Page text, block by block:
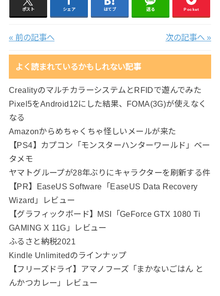
ポスト シェア はてブ 送る Pocket
« 前の記事へ 次の記事へ »
よく読まれているかもしれない記事
CrealityのマルチカラーシステムとRFIDで遊んでみた
Pixel5をAndroid12にした結果、FOMA(3G)が使えなく
なる
Amazonからめちゃくちゃ怪しいメールが来た
【PS4】カプコン「モンスターハンターワールド」ベー
タメモ
ヤマトグループが28年ぶりにキャラクターを刷新する件
【PR】EaseUS Software「EaseUS Data Recovery
Wizard」レビュー
【グラフィックボード】MSI「GeForce GTX 1080 Ti
GAMING X 11G」レビュー
ふるさと納税2021
Kindle Unlimitedのラインナップ
【フリーズドライ】アマノフーズ「まかないごはん と
んかつカレー」レビュー